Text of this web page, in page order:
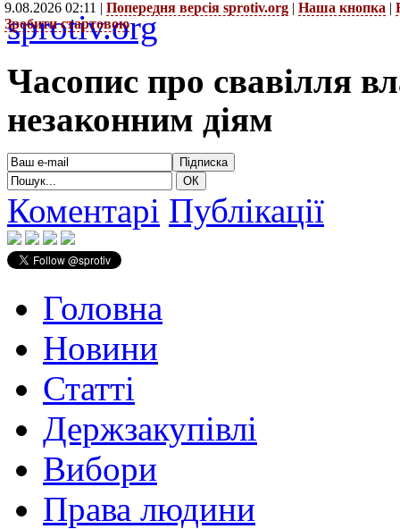
9.08.2026 02:11 | Попередня версія sprotiv.org | Наша кнопка |
Зробити стартовою
sprotiv.org
Часопис про свавілля
незаконним діям
Коментарі Публікації
Головна
Новини
Статті
Держзакупівлі
Вибори
Права людини